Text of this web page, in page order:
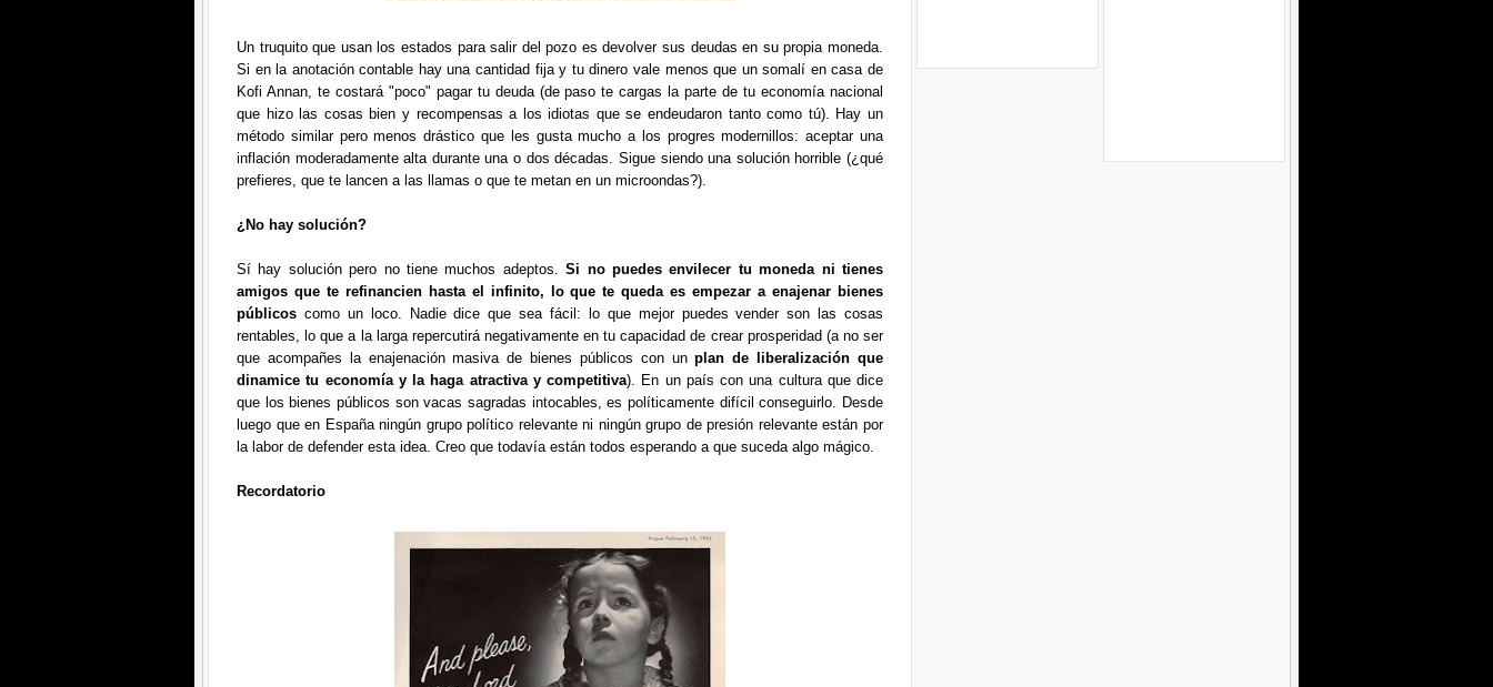
Un truquito que usan los estados para salir del pozo es devolver sus deudas en su propia moneda.
Si en la anotación contable hay una cantidad fija y tu dinero vale menos que un somalí en casa de
Kofi Annan, te costará "poco" pagar tu deuda (de paso te cargas la parte de tu economía nacional
que hizo las cosas bien y recompensas a los idiotas que se endeudaron tanto como tú). Hay un
método similar pero menos drástico que les gusta mucho a los progres modernillos: aceptar una
inflación moderadamente alta durante una o dos décadas. Sigue siendo una solución horrible (¿qué
prefieres, que te lancen a las llamas o que te metan en un microondas?).
¿No hay solución?
Sí hay solución pero no tiene muchos adeptos.Si no puedes envilecer tu moneda ni tienes
amigos que te refinancien hasta el infinito, lo que te queda es empezar a enajenar bienes
públicos como un loco. Nadie dice que sea fácil: lo que mejor puedes vender son las cosas
rentables, lo que a la larga repercutirá negativamente en tu capacidad de crear prosperidad (a no ser
que acompañes la enajenación masiva de bienes públicos con unplan de liberalización que
dinamice tu economía y la haga atractiva y competitiva). En un país con una cultura que dice
que los bienes públicos son vacas sagradas intocables, es políticamente difícil conseguirlo. Desde
luego que en España ningún grupo político relevante ni ningún grupo de presión relevante están por
la labor de defender esta idea. Creo que todavía están todos esperando a que suceda algo mágico.
Recordatorio